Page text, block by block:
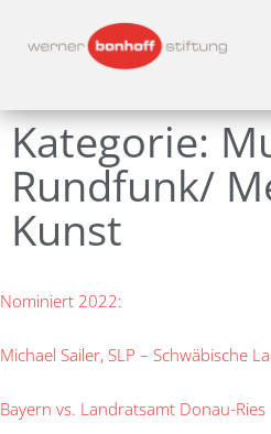
Kategorie:
Rundfunk/
Kunst
Nominiert 2022:
Michael Sailer, SLP – Schwäbische
Bayern vs. Landratsamt Donau-Ries